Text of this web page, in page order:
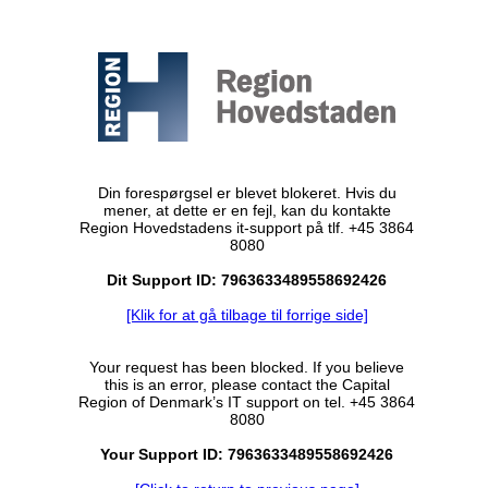
Din forespørgsel er blevet blokeret. Hvis du
mener, at dette er en fejl, kan du kontakte
Region Hovedstadens it-support på tlf. +45 3864
8080
Dit Support ID: 7963633489558692426
[Klik for at gå tilbage til forrige side]
Your request has been blocked. If you believe
this is an error, please contact the Capital
Region of Denmark’s IT support on tel. +45 3864
8080
Your Support ID: 7963633489558692426